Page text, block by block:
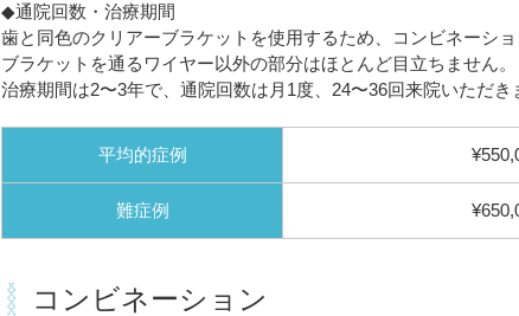
◆通院回数・治療期間
歯と同色のクリアーブラケットを使用するため、コンビネーシ
ブラケットを通るワイヤー以外の部分はほとんど目立ちません。
治療期間は2〜3年で、通院回数は月1度、24〜36回来院いただき
平均的症例
難症例
コンビネーション